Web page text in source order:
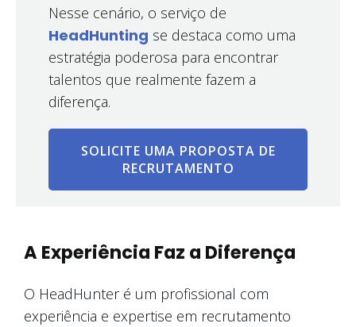
Nesse cenário, o serviço de
HeadHunting se destaca como uma
estratégia poderosa para encontrar
talentos que realmente fazem a
diferença.
SOLICITE UMA PROPOSTA DE
RECRUTAMENTO
A Experiência Faz a Diferença
O HeadHunter é um profissional com
experiência e expertise em recrutamento